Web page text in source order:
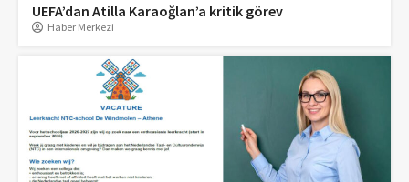
UEFA’dan Atilla Karaoğlan’a kritik görev
Haber Merkezi